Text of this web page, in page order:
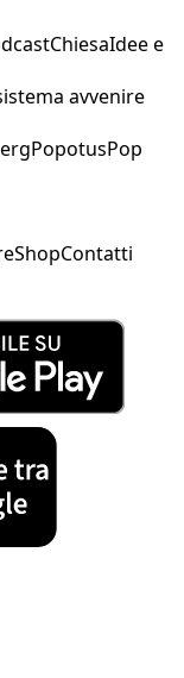
ChiesaIdee e
avvenire
PopotusPop
ShopContatti